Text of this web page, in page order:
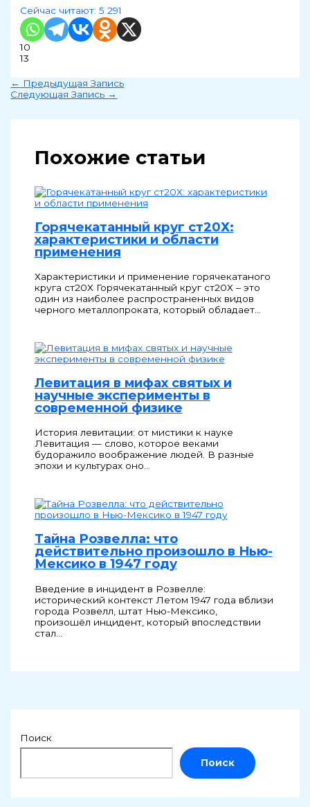
Сейчас читают: 5 291
10
13
← Предыдущая Запись
Следующая Запись →
Похожие статьи
Горячекатанный круг ст20Х:
характеристики и области
применения
Характеристики и применение горячекатаного
круга ст20Х Горячекатанный круг ст20Х – это
один из наиболее распространенных видов
черного металлопроката, который обладает…
Левитация в мифах святых и
научные эксперименты в
современной физике
История левитации: от мистики к науке
Левитация — слово, которое веками
будоражило воображение людей. В разные
эпохи и культурах оно…
Тайна Розвелла: что
действительно произошло в Нью-
Мексико в 1947 году
Введение в инцидент в Розвелле:
исторический контекст Летом 1947 года вблизи
города Розвелл, штат Нью-Мексико,
произошёл инцидент, который впоследствии
стал…
Поиск
Поиск